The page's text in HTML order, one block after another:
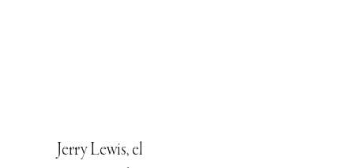
Jerry Lewis, el